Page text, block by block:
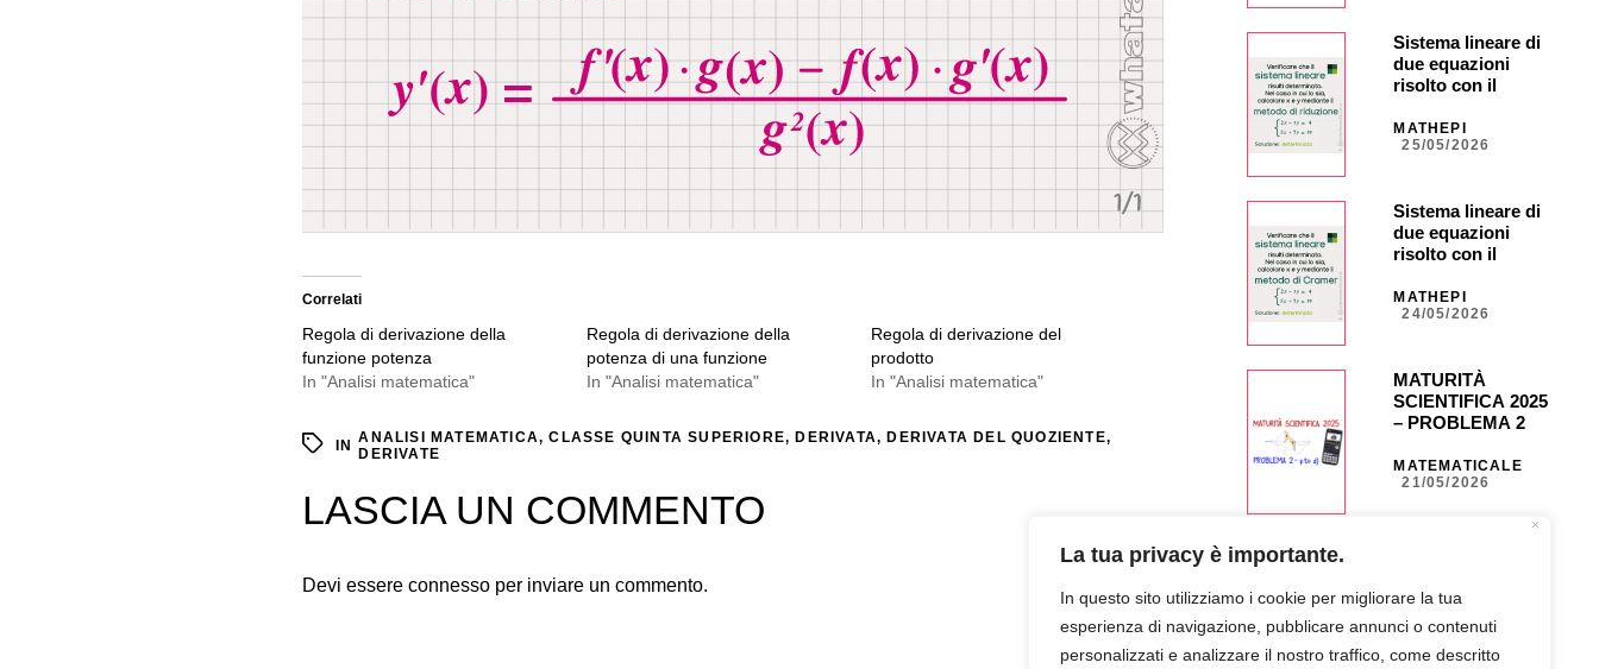
La tua privacy è importante.
In questo sito utilizziamo i cookie per migliorare la tua
esperienza di navigazione, pubblicare annunci o contenuti
personalizzati e analizzare il nostro traffico, come descritto
Correlati
Regola di derivazione della
funzione potenza
In "Analisi matematica"
Regola di derivazione della
potenza di una funzione
In "Analisi matematica"
Regola di derivazione del
prodotto
In "Analisi matematica"
IN ANALISI MATEMATICA,CLASSE QUINTA SUPERIORE,DERIVATA,DERIVATA DEL QUOZIENTE,
DERIVATE
LASCIA UN COMMENTO
Devi essere connesso per inviare un commento.
Sistema lineare di
due equazioni
risolto con il
riduzione
MATHEPI
25/05/2026
Sistema lineare di
due equazioni
risolto con il
MATHEPI
24/05/2026
MATURITÀ
SCIENTIFICA 2025
– PROBLEMA 2 –
grafica CASIO fx-
CG50 _ NA40 _
MATEMATICALE
21/05/2026
– PROBLEMA 2 –
grafica CASIO fx
CG50 _ NA35 _
MATEMATICALE
18/05/2026